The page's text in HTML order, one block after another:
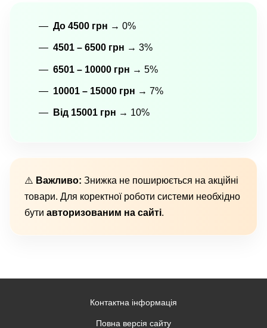
До 4500 грн → 0%
4501 – 6500 грн → 3%
6501 – 10000 грн → 5%
10001 – 15000 грн → 7%
Від 15001 грн → 10%
⚠️ Важливо: Знижка не поширюється на акційні
товари. Для коректної роботи системи необхідно
бути авторизованим на сайті.
Контактна інформація
Повна версія сайту